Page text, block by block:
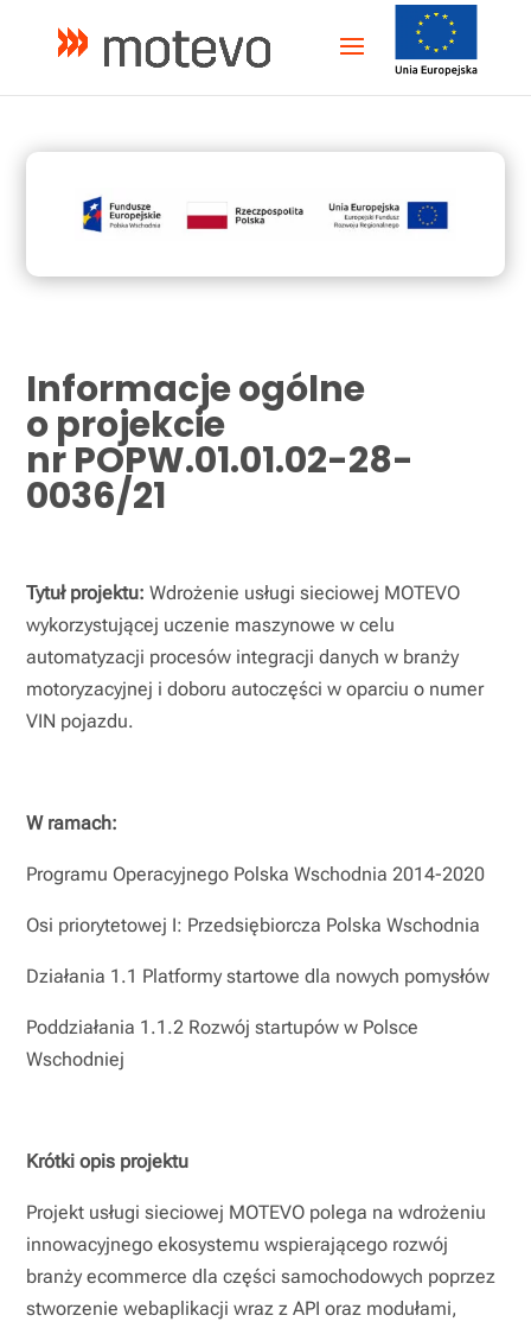
Informacje ogólne
o projekcie
nr POPW.01.01.02-28-
0036/21
Tytuł projektu:Wdrożenie usługi sieciowej MOTEVO
wykorzystującej uczenie maszynowe w celu
automatyzacji procesów integracji danych w branży
motoryzacyjnej i doboru autoczęści w oparciu o numer
VIN pojazdu.
W ramach:
Programu Operacyjnego Polska Wschodnia 2014-2020
Osi priorytetowej I: Przedsiębiorcza Polska Wschodnia
Działania 1.1 Platformy startowe dla nowych pomysłów
Poddziałania 1.1.2 Rozwój startupów w Polsce
Wschodniej
Krótki opis projektu
Projekt usługi sieciowej MOTEVO polega na wdrożeniu
innowacyjnego ekosystemu wspierającego rozwój
branży ecommerce dla części samochodowych poprzez
stworzenie webaplikacji wraz z API oraz modułami,